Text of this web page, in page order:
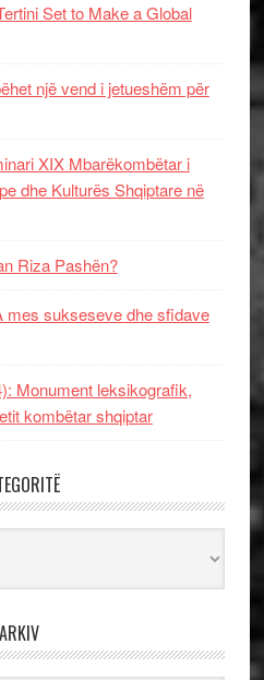
Set to Make a Global
një vend i jetueshëm për
XIX Mbarëkombëtar i
dhe Kulturës Shqiptare në
Riza Pashën?
mes sukseseve dhe sfidave
Monument leksikografik,
kombëtar shqiptar
ARKIV